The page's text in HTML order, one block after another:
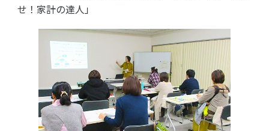
せ！家計の達人」